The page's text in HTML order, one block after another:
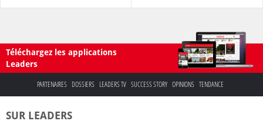
Téléchargez les applications
Leaders
PARTENAIRES DOSSIERS LEADERS TV SUCCESS STORY OPINIONS TENDANCE
SUR LEADERS